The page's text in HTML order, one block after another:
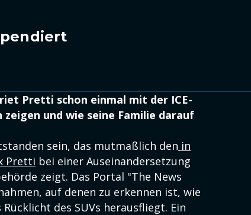
Pretti schon einmal mit der ICE-
und wie seine Familie darauf
sein, das mutmaßlich den in
Pretti bei einer Auseinandersetzung
zeigt. Das Portal "The News
auf denen zu erkennen ist, wie
des SUVs herausfliegt. Ein